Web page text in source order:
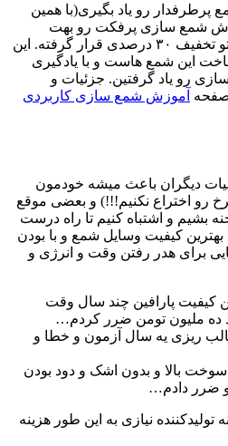
ساخت ۹ مدل شمع پرطرفدار رو یاد بگیری(با همین
شمع سازی پرفکت رو بهت
پیشنهاد میکنم. این دوره الان تو تخفیف ۳۰ درصدی قرار گرفته. این
این شمع هاست و با یادگیری
رو یاد گرفتین. جزئیات و
آموزش شمع سازی کاربردی
دیگران باعث میشه خودمون
رو اختراع نکنیم!!!) و بعضی موقع
بشیم و اشتباه کنیم تا راه درست
بهترین کیفیت وسایل شمع و با بودن
برای هدر رفتن وقت و انرژی و
کیفیت پارافین چند سال وقت
ملیون تومن ضرر کردم…
ریزی یه سال آزمون و خطا و
بالا و بدون اشک و دود بودن
ضرر دادم…
تولیدکننده نیازی به این طور هزینه